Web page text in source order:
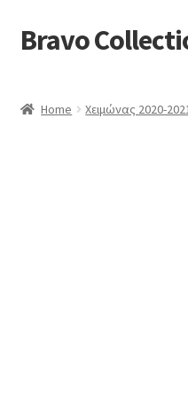
Skip
to
Skip
to
Bravo
Home Χειμώνας 2020-